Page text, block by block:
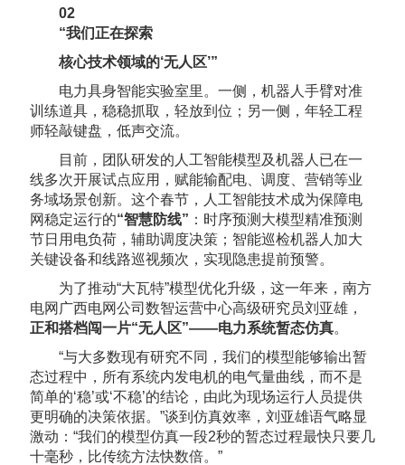
02
“我们正在探索
核心技术领域的‘无人区’”
电力具身智能实验室里。一侧，机器人手臂对准
训练道具，稳稳抓取，轻放到位；另一侧，年轻工程
师轻敲键盘，低声交流。
目前，团队研发的人工智能模型及机器人已在一
线多次开展试点应用，赋能输配电、调度、营销等业
务域场景创新。这个春节，人工智能技术成为保障电
网稳定运行的“智慧防线” ：时序预测大模型精准预测
节日用电负荷，辅助调度决策；智能巡检机器人加大
关键设备和线路巡视频次，实现隐患提前预警。
为了推动“大瓦特”模型优化升级，这一年来，南方
电网广西电网公司数智运营中心高级研究员刘亚雄，
正和搭档闯一片“无人区”——电力系统暂态仿真。
“与大多数现有研究不同，我们的模型能够输出暂
态过程中，所有系统内发电机的电气量曲线，而不是
简单的‘稳’或‘不稳’的结论，由此为现场运行人员提供
更明确的决策依据。”谈到仿真效率，刘亚雄语气略显
激动：“我们的模型仿真一段2秒的暂态过程最快只要几
十毫秒，比传统方法快数倍。”